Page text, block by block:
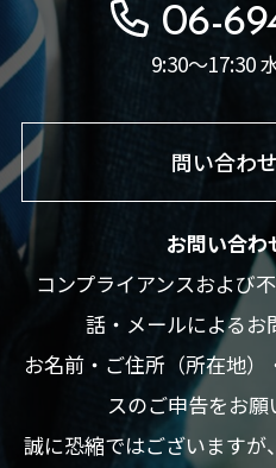
06-
9:30～17:30
問い合わ
お問い合わ
コンプライアンスおよび
話・メールによるお
お名前・ご住所（所在地
スのご申告をお願
誠に恐縮ではございます